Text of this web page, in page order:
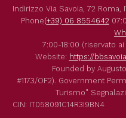
Indirizzo Via Savoia, 72 Roma,
Phone(+39) 06 8554642
7:00-18:00 (riservato
Website: https://
Founded by
#1173/OF2). Government
Turismo"
CIN: IT058091C14R3I9BN4